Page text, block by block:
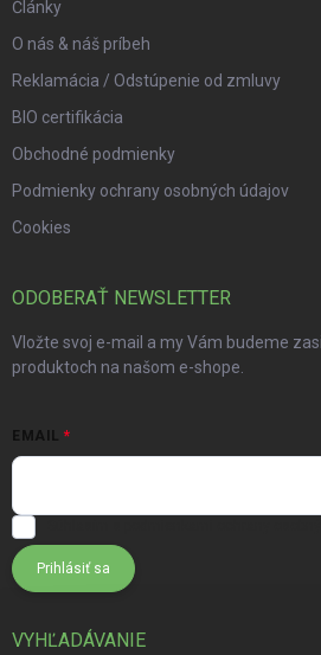
Články
O nás & náš príbeh
Reklamácia / Odstúpenie od zmluvy
BIO certifikácia
Obchodné podmienky
Podmienky ochrany osobných údajov
Cookies
ODOBERAŤ NEWSLETTER
Vložte svoj e-mail a my Vám budeme
produktoch na našom e-shope.
EMAIL
Prihlásiť sa
VYHĽADÁVANIE